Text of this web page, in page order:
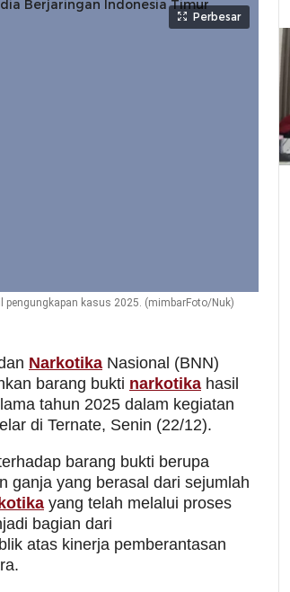
Perbesar
kasus 2025. (mimbarFoto/Nuk)
Narkotika Nasional (BNN)
barang bukti narkotika hasil
tahun 2025 dalam kegiatan
di Ternate, Senin (22/12).
barang bukti berupa
ganja yang berasal dari sejumlah
yang telah melalui proses
bagian dari
atas kinerja pemberantasan